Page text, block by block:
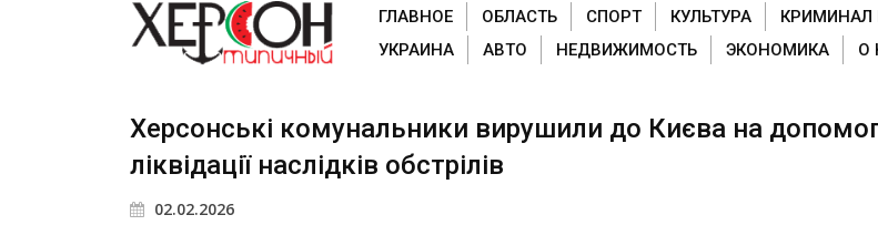
ГЛАВНОЕ ОБЛАСТЬ СПОРТ КУЛЬТУРА КРИМИНАЛ
УКРАИНА
АВТО НЕДВИЖИМОСТЬ ЭКОНОМИКА О
Херсонські комунальники вирушили до Києва на
ліквідації наслідків обстрілів
02.02.2026